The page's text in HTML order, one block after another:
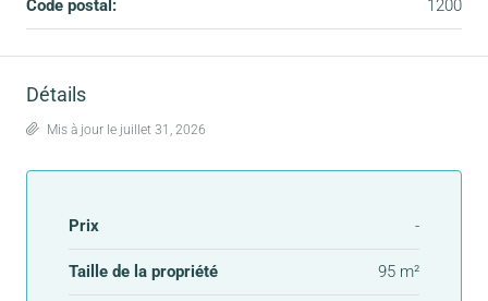
Code postal: 1200
Détails
Mis à jour le juillet 31, 2026
Prix -
Taille de la propriété 95 m²